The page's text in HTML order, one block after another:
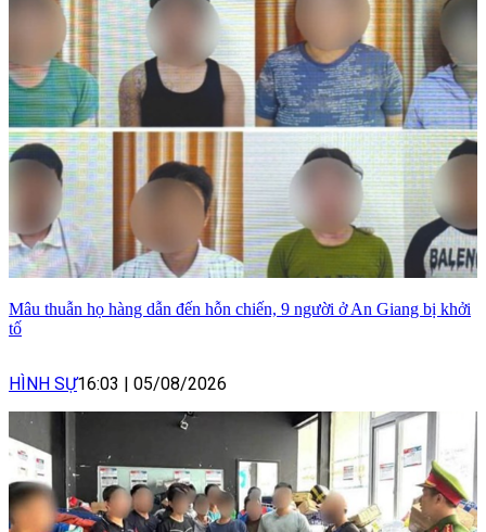
Mâu thuẫn họ hàng dẫn đến hỗn chiến, 9 người ở An Giang bị khởi
tố
HÌNH SỰ16:03 05/08/2026